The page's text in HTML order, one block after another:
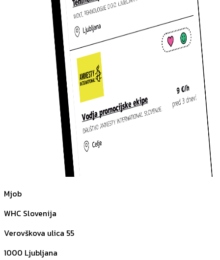
Mjob
WHC Slovenija
Verovškova ulica 55
1000 Ljubljana